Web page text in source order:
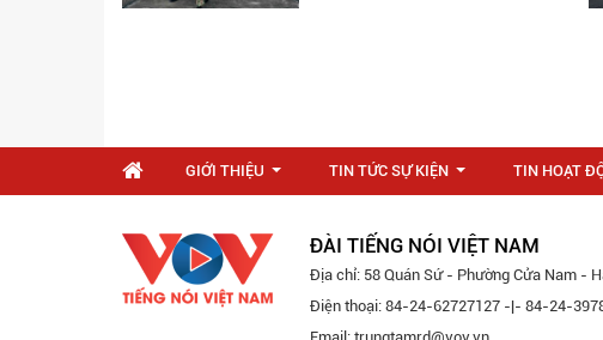
GIỚI THIỆU TIN TỨC SỰ KIỆN TIN HOẠT
ĐÀI TIẾNG NÓI VIỆT NAM
Địa chỉ: 58 Quán Sứ - Phường Cửa Nam -
Điện thoại: 84-24-62727127 -|- 84-24-